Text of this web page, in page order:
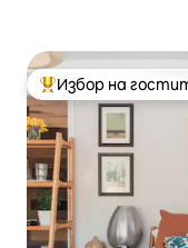
Най-популярен
Избор на